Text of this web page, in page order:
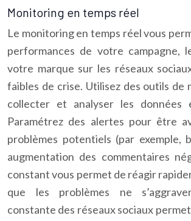
Monitoring en temps réel
Le monitoring en temps réel vous
performances de votre campagne,
votre marque sur les réseaux
faibles de crise. Utilisez des outils de
collecter et analyser les données
Paramétrez des alertes pour être
problèmes potentiels (par exemple,
augmentation des commentaires
constant vous permet de réagir
que les problèmes ne
constante des réseaux sociaux